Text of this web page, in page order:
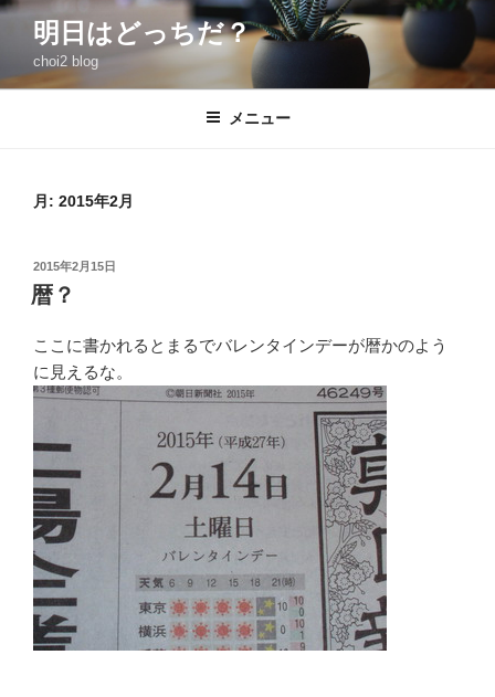
コ
ン
明日はどっちだ？
choi2 blog
メニュー
月: 2015年2月
投
稿
日:
2015年2月15日
暦？
ここに書かれるとまるでバレンタインデーが暦かのよう
に見えるな。